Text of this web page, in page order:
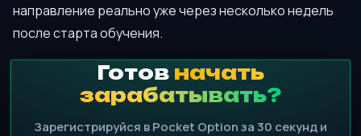
направление реально уже через несколько недель
после старта обучения.
Готов начать
зарабатывать?
Зарегистрируйся в Pocket Option за 30 секунд и